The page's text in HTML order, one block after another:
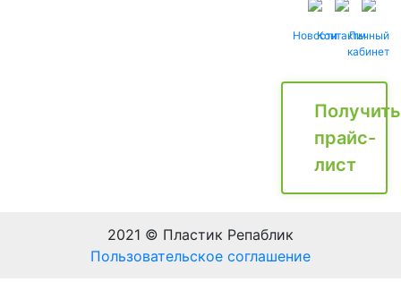
НовостиКонтактыЛичный
кабинет
Получить
прайс-
лист
2021 © Пластик Репаблик
Пользовательское соглашение